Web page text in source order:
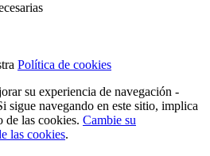
Política de cookies
su experiencia de navegación -
sigue navegando en este sitio, implica
de las cookies. Cambie su
las cookies.